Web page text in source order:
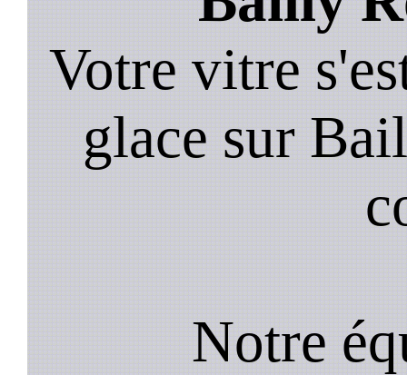
Votre vitre
glace sur
Notre